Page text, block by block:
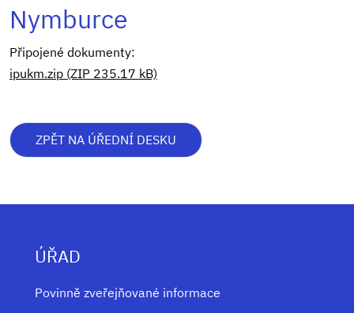
Nymburce
Připojené dokumenty:
ipukm.zip (ZIP 235.17 kB)
ZPĚT NA ÚŘEDNÍ DESKU
ÚŘAD
Povinně zveřejňované informace